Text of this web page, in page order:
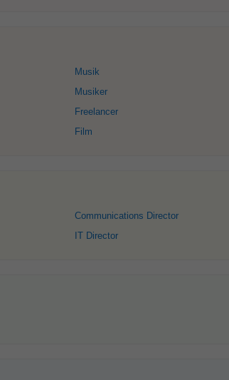
Musik
Musiker
Freelancer
Film
Communications Director
IT Director